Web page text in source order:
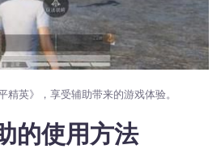
精英》，享受辅助带来的游戏体验。
的使用方法